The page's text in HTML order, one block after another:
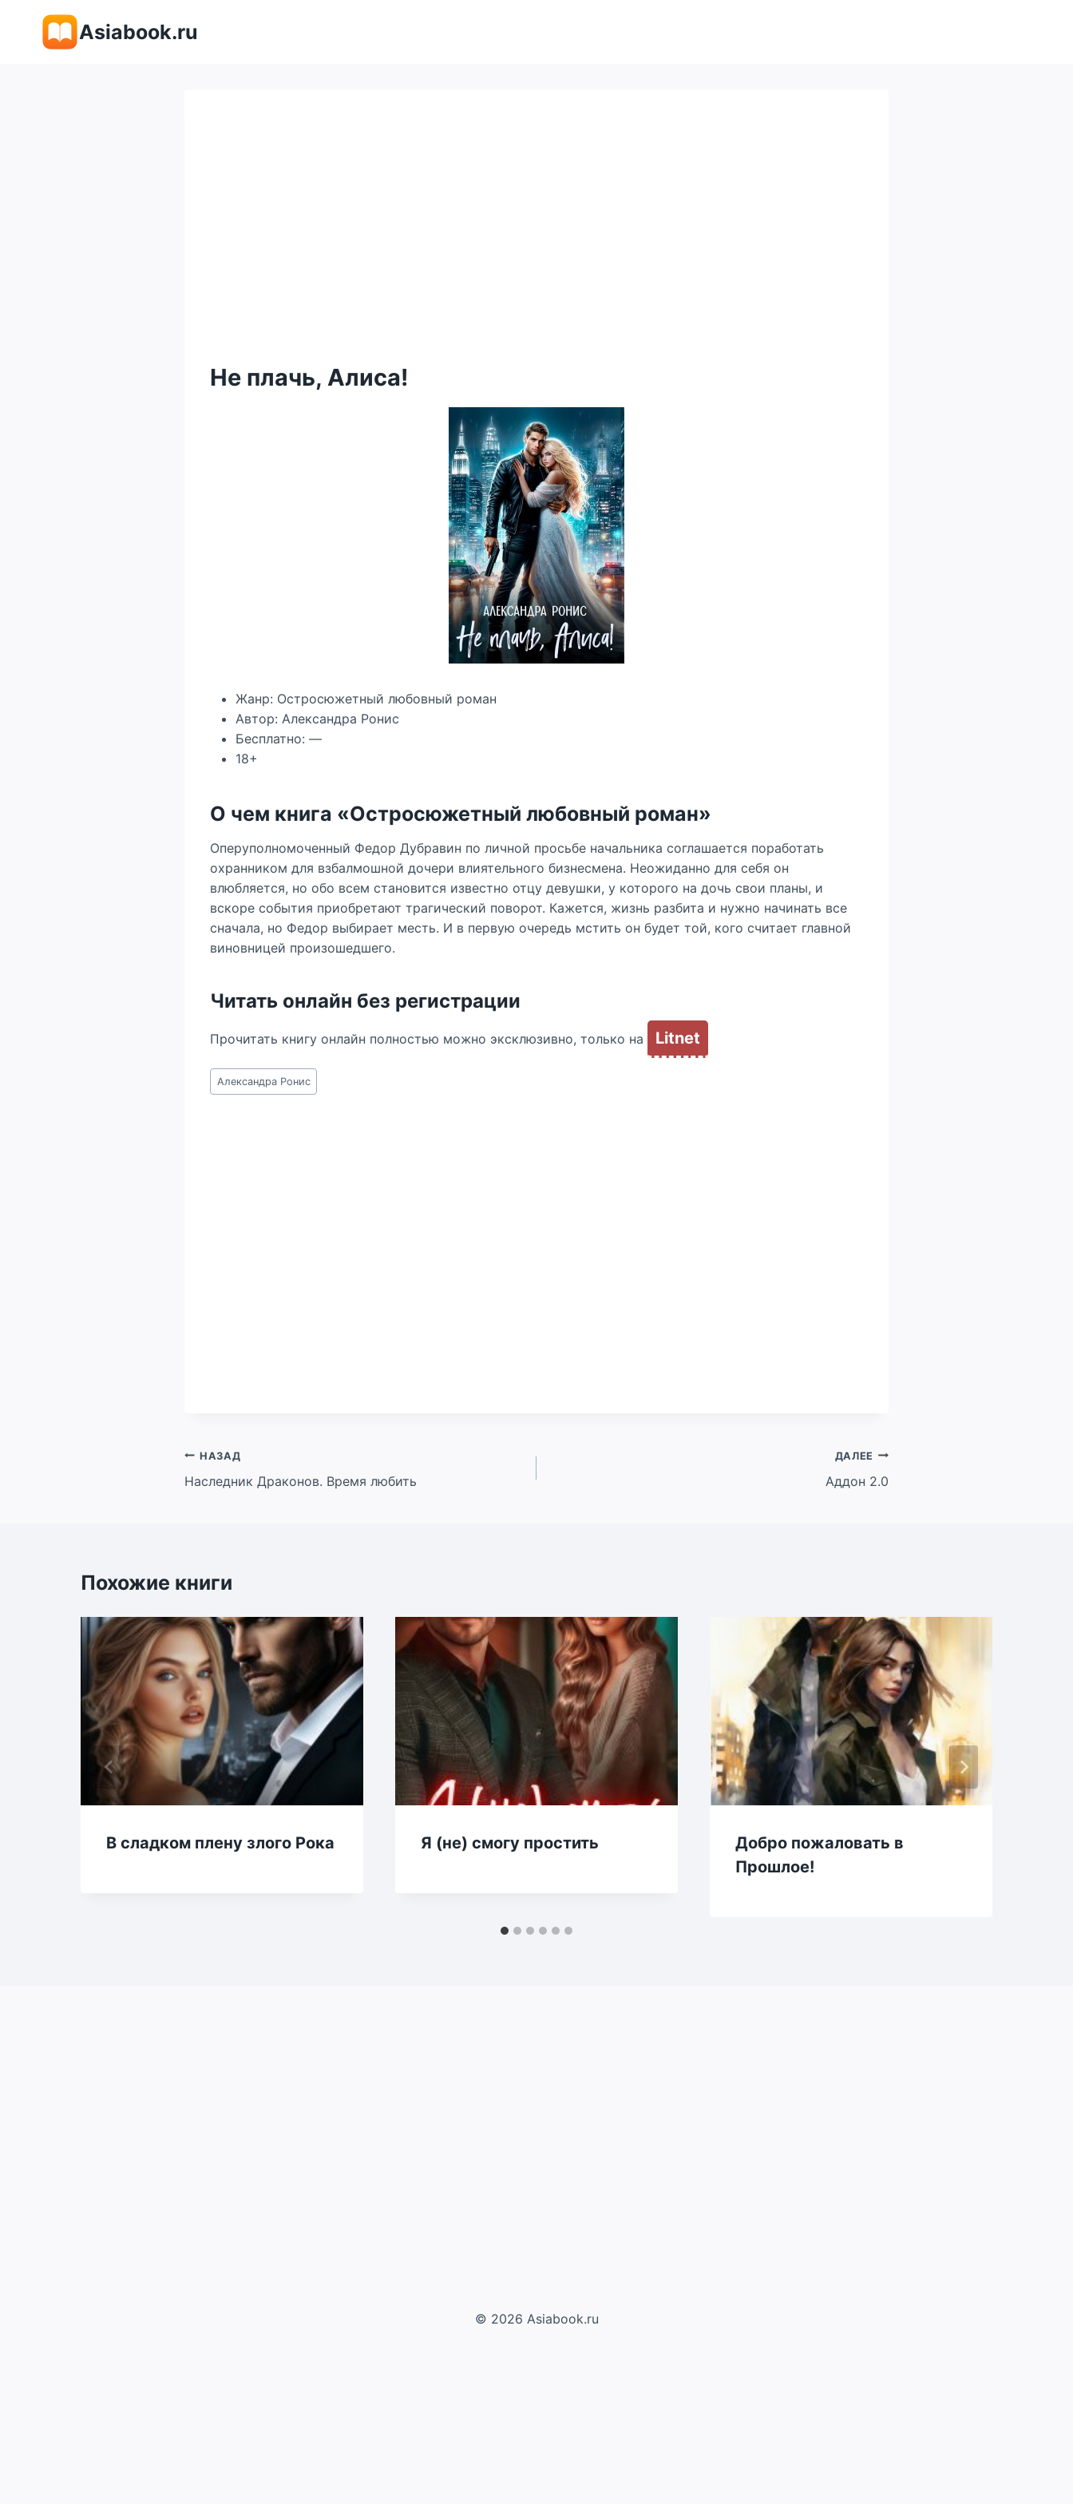
содержимому
Asiabook.ru
Не плачь, Алиса!
Жанр: Остросюжетный любовный роман
Автор: Александра Ронис
Бесплатно: —
18+
О чем книга «Остросюжетный любовный роман»
Оперуполномоченный Федор Дубравин по личной просьбе начальника соглашается поработать
охранником для взбалмошной дочери влиятельного бизнесмена. Неожиданно для себя он
влюбляется, но обо всем становится известно отцу девушки, у которого на дочь свои планы, и
вскоре события приобретают трагический поворот. Кажется, жизнь разбита и нужно начинать все
сначала, но Федор выбирает месть. И в первую очередь мстить он будет той, кого считает главной
виновницей произошедшего.
Читать онлайн без регистрации
Прочитать книгу онлайн полностью можно эксклюзивно, только на Litnet
Метки
записи:
Александра Ронис
Навигация
по
НАЗАД
Наследник Драконов. Время любить
ДАЛЕЕ
Аддон 2.0
Похожие книги
В сладком плену злого Рока Я (не) смогу простить
Добро пожаловать в
Прошлое!
© 2026 Asiabook.ru